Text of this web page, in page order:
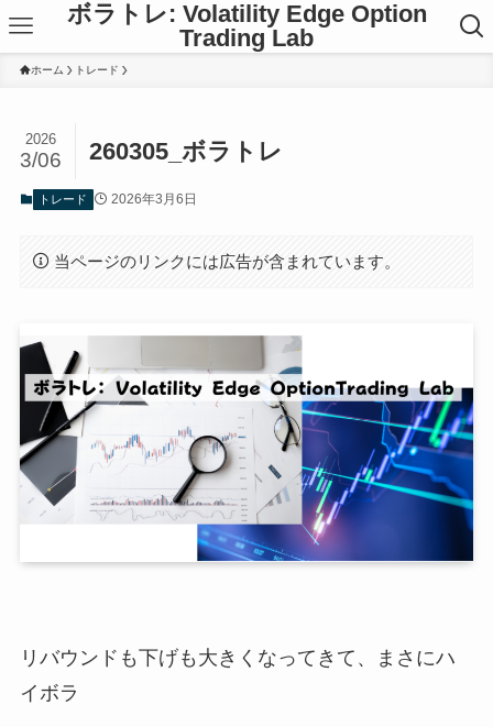
ボラトレ: Volatility Edge Option
Trading Lab
ホーム トレード
260305_ボラトレ
2026
3/06
トレード 2026年3月6日
当ページのリンクには広告が含まれています。
リバウンドも下げも大きくなってきて、まさにハ
イボラ